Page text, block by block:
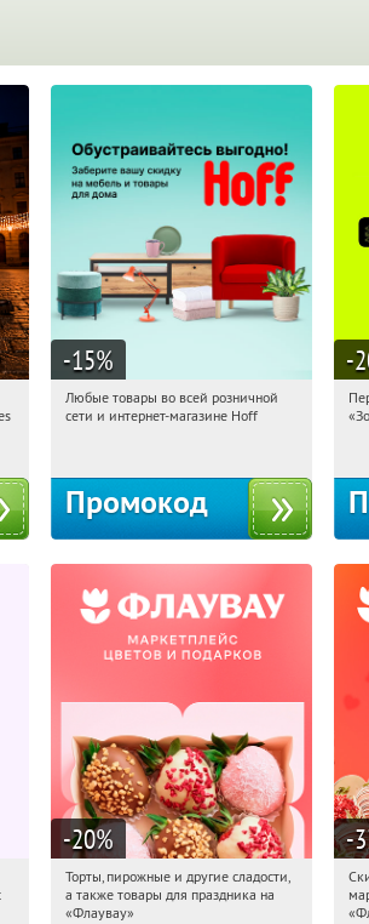
-15%
06:58:04 Получили:
Любые товары во всей розничной
сети и интернет-магазине Hoff
Промокод
-
-20%
06:58:04 Получили:
Россия
Торты, пирожные и другие сладости,
а также товары для праздника на
«Флаувау»
-